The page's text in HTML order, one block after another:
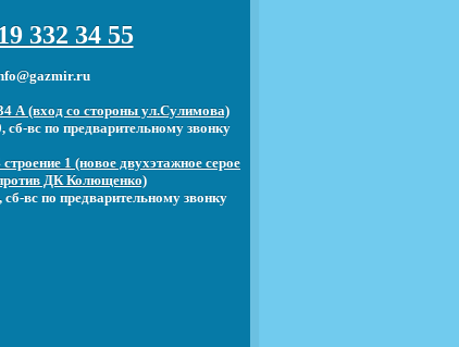
332 34 55
А (вход со стороны ул.Сулимова)
вс по предварительному звонку
1 (новое двухэтажное серое
ДК Колющенко)
вс по предварительному звонку